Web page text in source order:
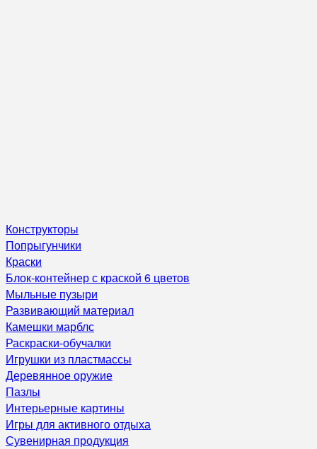
Конструкторы
Попрыгунчики
Краски
Блок-контейнер с краской 6 цветов
Мыльные пузыри
Развивающий материал
Камешки марблс
Раскраски-обучалки
Игрушки из пластмассы
Деревянное оружие
Пазлы
Интерьерные картины
Игры для активного отдыха
Сувенирная продукция